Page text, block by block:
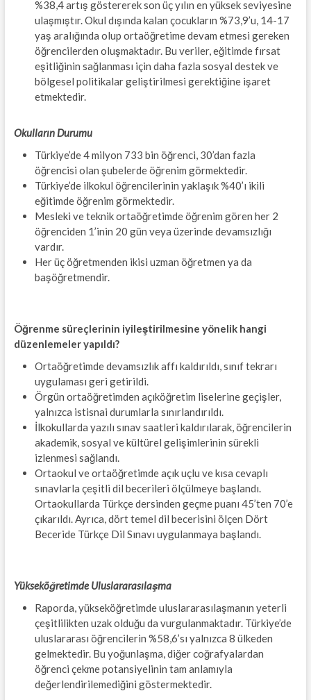
%38,4 artış göstererek son üç yılın en yüksek seviyesine
ulaşmıştır. Okul dışında kalan çocukların %73,9’u, 14-17
yaş aralığında olup ortaöğretime devam etmesi gereken
öğrencilerden oluşmaktadır. Bu veriler, eğitimde fırsat
eşitliğinin sağlanması için daha fazla sosyal destek ve
bölgesel politikalar geliştirilmesi gerektiğine işaret
etmektedir.
Okulların Durumu
Türkiye’de 4 milyon 733 bin öğrenci, 30’dan fazla
öğrencisi olan şubelerde öğrenim görmektedir.
Türkiye’de ilkokul öğrencilerinin yaklaşık %40’ı ikili
eğitimde öğrenim görmektedir.
Mesleki ve teknik ortaöğretimde öğrenim gören her 2
öğrenciden 1’inin 20 gün veya üzerinde devamsızlığı
vardır.
Her üç öğretmenden ikisi uzman öğretmen ya da
başöğretmendir.
Öğrenme süreçlerinin iyileştirilmesine yönelik hangi
düzenlemeler yapıldı?
Ortaöğretimde devamsızlık affı kaldırıldı, sınıf tekrarı
uygulaması geri getirildi.
Örgün ortaöğretimden açıköğretim liselerine geçişler,
yalnızca istisnai durumlarla sınırlandırıldı.
İlkokullarda yazılı sınav saatleri kaldırılarak, öğrencilerin
akademik, sosyal ve kültürel gelişimlerinin sürekli
izlenmesi sağlandı.
Ortaokul ve ortaöğretimde açık uçlu ve kısa cevaplı
sınavlarla çeşitli dil becerileri ölçülmeye başlandı.
Ortaokullarda Türkçe dersinden geçme puanı 45’ten 70’e
çıkarıldı. Ayrıca, dört temel dil becerisini ölçen Dört
Beceride Türkçe Dil Sınavı uygulanmaya başlandı.
Yükseköğretimde Uluslararasılaşma
Raporda, yükseköğretimde uluslararasılaşmanın yeterli
çeşitlilikten uzak olduğu da vurgulanmaktadır. Türkiye’de
uluslararası öğrencilerin %58,6’sı yalnızca 8 ülkeden
gelmektedir. Bu yoğunlaşma, diğer coğrafyalardan
öğrenci çekme potansiyelinin tam anlamıyla
değerlendirilemediğini göstermektedir.